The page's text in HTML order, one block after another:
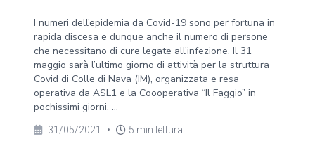
I numeri dell’epidemia da Covid-19 sono per fortuna in
rapida discesa e dunque anche il numero di persone
che necessitano di cure legate all’infezione. Il 31
maggio sarà l’ultimo giorno di attività per la struttura
Covid di Colle di Nava (IM), organizzata e resa
operativa da ASL1 e la Coooperativa “Il Faggio” in
pochissimi giorni. ...
31/05/2021 • 5 min lettura